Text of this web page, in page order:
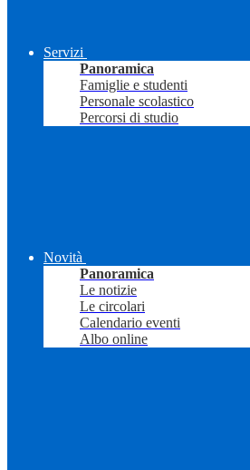
Servizi
Panoramica
Famiglie e studenti
Personale scolastico
Percorsi di studio
Novità
Panoramica
Le notizie
Le circolari
Calendario eventi
Albo online